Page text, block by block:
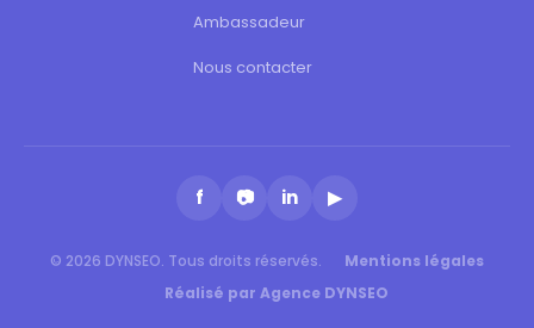
Ambassadeur
Nous contacter
f 📷 in ▶
© 2026 DYNSEO. Tous droits réservés.
Mentions légales
Réalisé par Agence DYNSEO